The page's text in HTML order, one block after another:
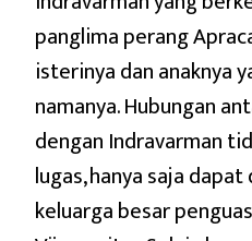
panglima perang
isterinya dan anaknya
namanya. Hubungan
dengan Indravarman
lugas, hanya saja
keluarga besar